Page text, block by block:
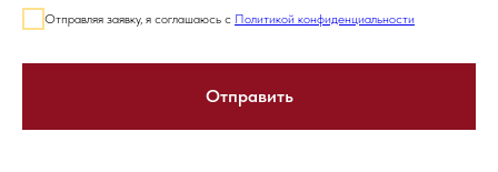
Отправляя заявку, я соглашаюсь с Политикой конфиденциальности
Отправить